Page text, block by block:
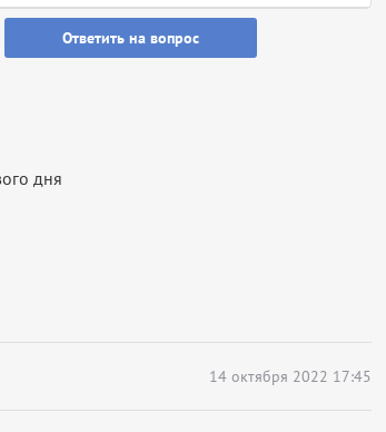
Ответить на вопрос
дня
14 октября 2022 17:45